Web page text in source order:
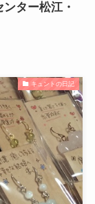
ター松江・
キュントの日記